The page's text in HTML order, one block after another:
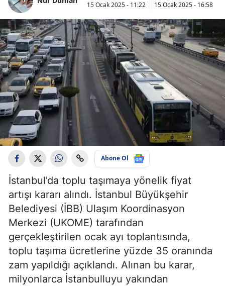
15 Ocak 2025 - 11:22
15 Ocak 2025 - 16:58
Abone Ol
İstanbul’da toplu taşımaya yönelik fiyat
artışı kararı alındı. İstanbul Büyükşehir
Belediyesi (İBB) Ulaşım Koordinasyon
Merkezi (UKOME) tarafından
gerçekleştirilen ocak ayı toplantısında,
toplu taşıma ücretlerine yüzde 35 oranında
zam yapıldığı açıklandı. Alınan bu karar,
milyonlarca İstanbulluyu yakından